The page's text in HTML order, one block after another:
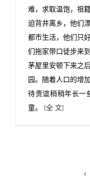
难，求取温饱，祖
迫背井离乡，他们
都市生活，他们只
们拖家带口徒步来
茅屋里安顿下来之
园。随着人口的增
待贵谊稍稍年长一
童。 [全 文]